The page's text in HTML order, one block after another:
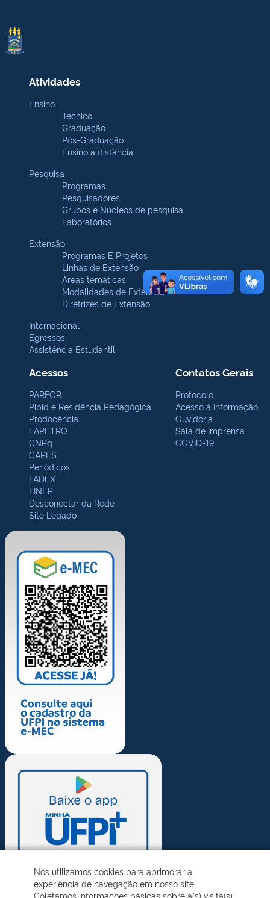
Atividades
Ensino
Técnico
Graduação
Pós-Graduação
Ensino a distância
Pesquisa
Programas
Pesquisadores
Grupos e Núcleos de pesquisa
Laboratórios
Extensão
Programas E Projetos
Linhas de Extensão
Áreas temáticas
Modalidades de Extensão
Diretrizes de Extensão
Internacional
Egressos
Assistência Estudantil
Acessos
PARFOR
Pibid e Residência Pedagógica
Prodocência
LAPETRO
CNPq
CAPES
Periódicos
FADEX
FINEP
Desconectar da Rede
Site Legado
Contatos Gerais
Protocolo
Acesso à Informação
Ouvidoria
Sala de Imprensa
COVID-19
Nós utilizamos cookies para aprimorar a
experiência de navegação em nosso site.
Coletamos informações básicas sobre a(s) visita(s)